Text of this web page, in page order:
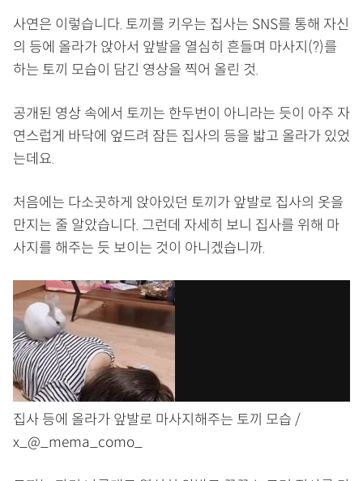
사연은 이렇습니다. 토끼를 키우는 집사는 SNS를 통해 자신
의 등에 올라가 앉아서 앞발을 열심히 흔들며 마사지(?)를
하는 토끼 모습이 담긴 영상을 찍어 올린 것.
공개된 영상 속에서 토끼는 한두번이 아니라는 듯이 아주 자
연스럽게 바닥에 엎드려 잠든 집사의 등을 밟고 올라가 있었
는데요.
처음에는 다소곳하게 앉아있던 토끼가 앞발로 집사의 옷을
만지는 줄 알았습니다. 그런데 자세히 보니 집사를 위해 마
사지를 해주는 듯 보이는 것이 아니겠습니까.
집사 등에 올라가 앞발로 마사지해주는 토끼 모습 /
x_@_mema_como_